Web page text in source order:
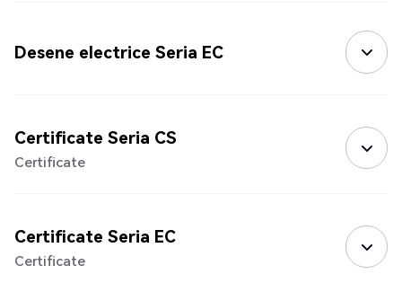
Desene electrice Seria EC
Certificate Seria CS
Certificate
Certificate Seria EC
Certificate